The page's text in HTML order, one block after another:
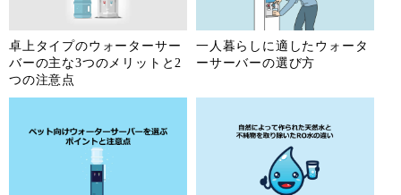
卓上タイプのウォーターサー
バーの主な3つのメリットと2
つの注意点
一人暮らしに適したウォータ
ーサーバーの選び方